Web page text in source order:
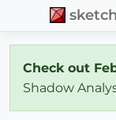
Check out
Shadow